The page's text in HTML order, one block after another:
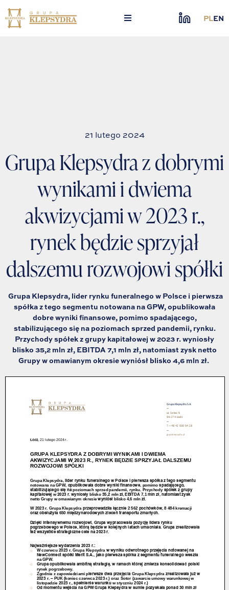
Skip
to
content
PLEN
21 lutego 2024
Grupa Klepsydra z dobrymi
wynikami i dwiema
akwizycjami w 2023 r.,
rynek będzie sprzyjał
dalszemu rozwojowi spółki
Grupa Klepsydra, lider rynku funeralnego w Polsce i pierwsza
spółka z tego segmentu notowana na GPW, opublikowała
dobre wyniki finansowe, pomimo spadającego,
stabilizującego się na poziomach sprzed pandemii, rynku.
Przychody spółek z grupy kapitałowej w 2023 r. wyniosły
blisko 35,2 mln zł, EBITDA 7,1 mln zł, natomiast zysk netto
Grupy w omawianym okresie wyniósł blisko 4,6 mln zł.